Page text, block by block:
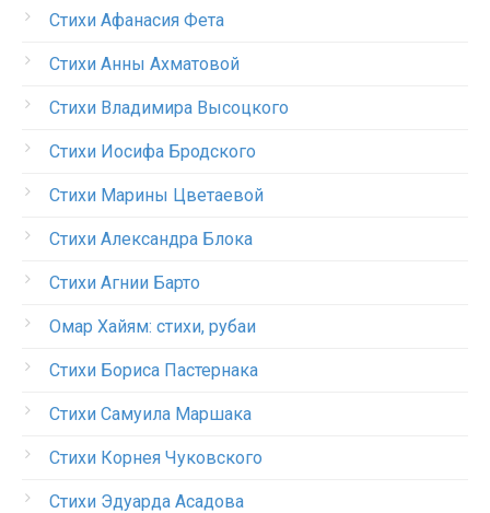
Стихи Афанасия Фета
Стихи Анны Ахматовой
Стихи Владимира Высоцкого
Стихи Иосифа Бродского
Стихи Марины Цветаевой
Стихи Александра Блока
Стихи Агнии Барто
Омар Хайям: стихи, рубаи
Стихи Бориса Пастернака
Стихи Самуила Маршака
Стихи Корнея Чуковского
Стихи Эдуарда Асадова